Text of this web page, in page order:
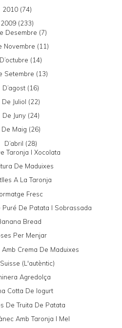
2010 (74)
2009 (233)
Desembre (7)
Novembre (11)
D’octubre (14)
Setembre (13)
D’agost (16)
De Juliol (22)
De Juny (24)
De Maig (26)
D’abril (28)
Taronja I Xocolata
De Maduixes
A La Taronja
Fresc
Puré De Patata I Sobrassada
Bread
Per Menjar
Amb Crema De Maduixes
(l'autèntic)
Agredolça
Cotta De Iogurt
De Truita De Patata
Amb Taronja I Mel